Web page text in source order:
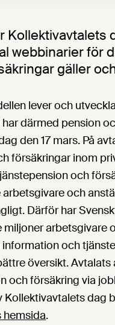
webbinarier för
gäller
lever och
därmed pension
den 17 mars. På
försäkringar inom
och
och
Därför har
miljoner arbetsgivare
och
översikt.
och försäkring via
Kollektivavtalets dag
hemsida.